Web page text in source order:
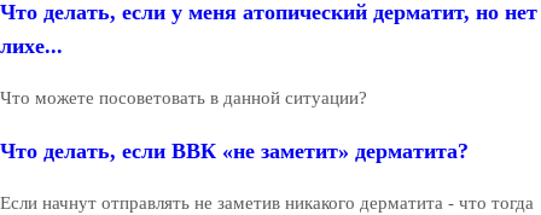
Что делать, если у меня атопический дерматит, но нет
лихе...
Что можете посоветовать в данной ситуации?
Что делать, если ВВК «не заметит» дерматита?
Если начнут отправлять не заметив никакого дерматита - что тогда